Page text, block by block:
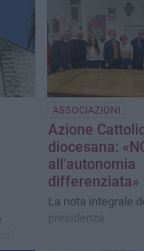
ASSOCIAZIONI
Azione
diocesana:
all'autonomia
differenziata»
La nota integrale
presidenza